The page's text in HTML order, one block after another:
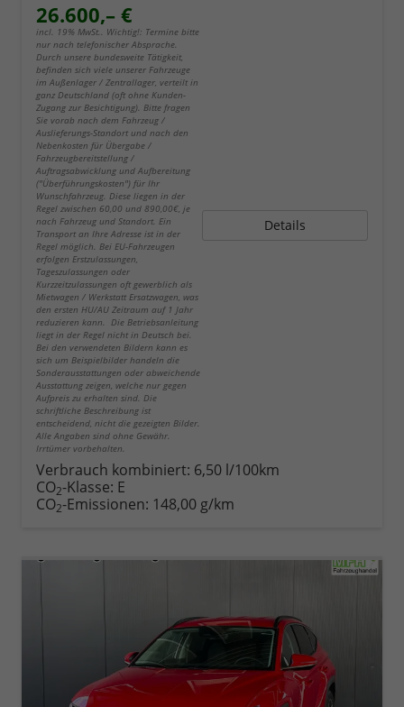
26.600,– €
incl. 19% MwSt.. Wichtig!: Termine bitte
nur nach telefonischer Absprache.
Durch unsere bundesweite Tätigkeit,
befinden sich viele unserer Fahrzeuge
im Außenlager / Zentrallager, verteilt in
ganz Deutschland (oft ohne Kunden-
Zugang zur Besichtigung). Bitte fragen
Sie vorab nach dem Fahrzeug /
Auslieferungs-Standort und nach den
Nebenkosten für Übergabe /
Fahrzeugbereitstellung /
Auftragsabwicklung und Aufbereitung
("Überführungskosten") für Ihr
Wunschfahrzeug. Diese liegen in der
Regel zwischen 60,00 und 890,00€, je
nach Fahrzeug und Standort. Ein
Transport an Ihre Adresse ist in der
Regel möglich. Bei EU-Fahrzeugen
erfolgen Erstzulassungen,
Tageszulassungen oder
Kurzzeitzulassungen oft gewerblich als
Mietwagen / Werkstatt Ersatzwagen, was
den ersten HU/AU Zeitraum auf 1 Jahr
reduzieren kann. Die Betriebsanleitung
liegt in der Regel nicht in Deutsch bei.
Bei den verwendeten Bildern kann es
sich um Beispielbilder handeln die
Sonderausstattungen oder abweichende
Ausstattung zeigen, welche nur gegen
Aufpreis zu erhalten sind. Die
schriftliche Beschreibung ist
entscheidend, nicht die gezeigten Bilder.
Alle Angaben sind ohne Gewähr.
Irrtümer vorbehalten.
Details
Verbrauch kombiniert: 6,50 l/100km
CO2-Klasse: E
CO2-Emissionen: 148,00 g/km